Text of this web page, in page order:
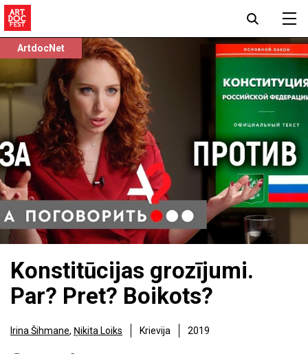
ArtdocNet
Konstitūcijas grozījumi.
Par? Pret? Boikots?
Irina Šihmane, Ņikita Loiks Krievija 2019